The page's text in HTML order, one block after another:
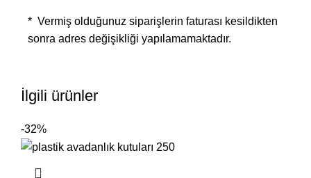
* Vermiş olduğunuz siparişlerin faturası kesildikten
sonra adres değişikliği yapılamamaktadır.
İlgili ürünler
-32%